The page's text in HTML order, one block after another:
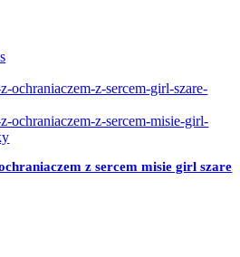
z sercem misie girl szare